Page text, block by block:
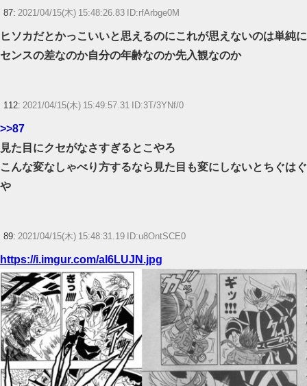
87: 2021/04/15(木) 15:48:26.83 ID:rfArbge0M
ヒソカだとかっこいいと思えるのにこれが思えないのは単純に
センスの差なのか自分の年齢なのか先入観なのか
112: 2021/04/15(木) 15:49:57.31 ID:3T/3YNf/0
>>87
見た目にクセがなさすぎるとこやろ
こんな変なしゃべり方するなら見た目も変にしないとちぐはぐ
や
89: 2021/04/15(木) 15:48:31.19 ID:u8OntSCE0
https://i.imgur.com/al6LUJN.jpg